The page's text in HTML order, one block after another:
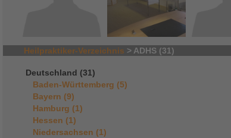
Heilpraktiker-Verzeichnis > ADHS (31)
Deutschland (31)
Baden-Württemberg (5)
Bayern (9)
Hamburg (1)
Hessen (1)
Niedersachsen (1)